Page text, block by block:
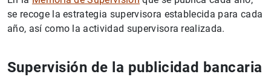
se recoge la estrategia supervisora establecida para cada
año, así como la actividad supervisora realizada.
Supervisión de la publicidad bancaria